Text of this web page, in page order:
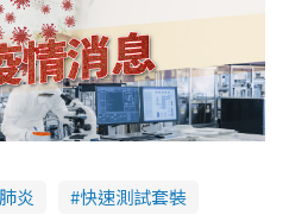
炎
快速測試套裝